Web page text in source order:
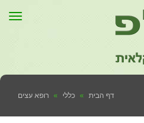
דף הבית » כללי » רופא עצים